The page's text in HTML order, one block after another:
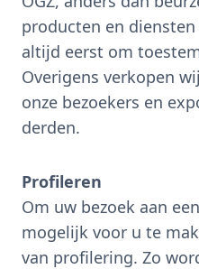
producten en
altijd eerst om
Overigens verkopen
onze bezoekers en
derden.
Profileren
Om uw bezoek aan
mogelijk voor u te
van profilering. Zo